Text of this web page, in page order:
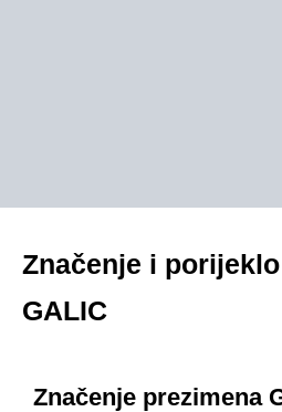
Značenje i
GALIC
Značenje prezimena